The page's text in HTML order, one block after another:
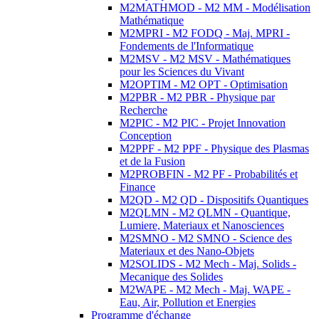
M2MATHMOD - M2 MM - Modélisation
Mathématique
M2MPRI - M2 FODQ - Maj. MPRI -
Fondements de l'Informatique
M2MSV - M2 MSV - Mathématiques
pour les Sciences du Vivant
M2OPTIM - M2 OPT - Optimisation
M2PBR - M2 PBR - Physique par
Recherche
M2PIC - M2 PIC - Projet Innovation
Conception
M2PPF - M2 PPF - Physique des Plasmas
et de la Fusion
M2PROBFIN - M2 PF - Probabilités et
Finance
M2QD - M2 QD - Dispositifs Quantiques
M2QLMN - M2 QLMN - Quantique,
Lumiere, Materiaux et Nanosciences
M2SMNO - M2 SMNO - Science des
Materiaux et des Nano-Objets
M2SOLIDS - M2 Mech - Maj. Solids -
Mecanique des Solides
M2WAPE - M2 Mech - Maj. WAPE -
Eau, Air, Pollution et Energies
Programme d'échange